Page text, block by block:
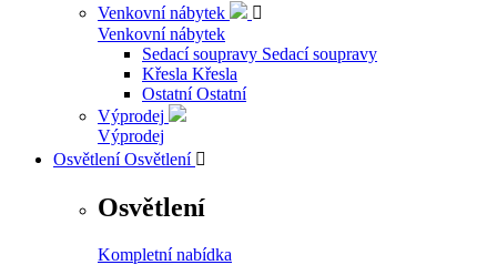
Venkovní nábytek

Venkovní nábytek
Sedací soupravy Sedací soupravy
Křesla Křesla
Ostatní Ostatní
Výprodej
Výprodej
Osvětlení Osvětlení 
Osvětlení
Kompletní nabídka